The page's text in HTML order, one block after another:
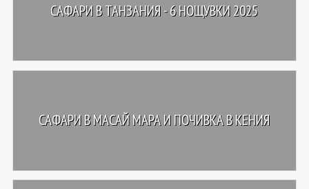
САФАРИ В ТАНЗАНИЯ - 6 НОЩУВКИ 2025
САФАРИ В МАСАЙ МАРА И ПОЧИВКА В КЕНИЯ